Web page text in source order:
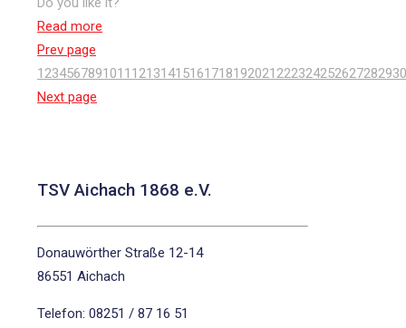
Read more
Prev page
1 234567891011 12131415161718192021 222324252627282930
Next page
TSV Aichach 1868 e.V.
Donauwörther Straße 12-14
86551 Aichach
Telefon: 08251 / 87 16 51